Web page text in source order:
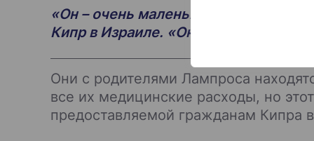
«Он – очень маленький мальчик», —
Кипр в Израиле. «Он очень слаб, а
Они с родителями Лампроса
все их медицинские расходы, но
предоставляемой гражданам Кипра